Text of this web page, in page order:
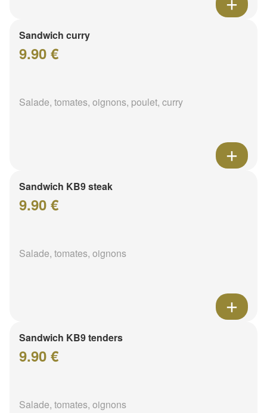
Sandwich curry
9.90 €
Salade, tomates, oignons, poulet, curry
Sandwich KB9 steak
9.90 €
Salade, tomates, oignons
Sandwich KB9 tenders
9.90 €
Salade, tomates, oignons